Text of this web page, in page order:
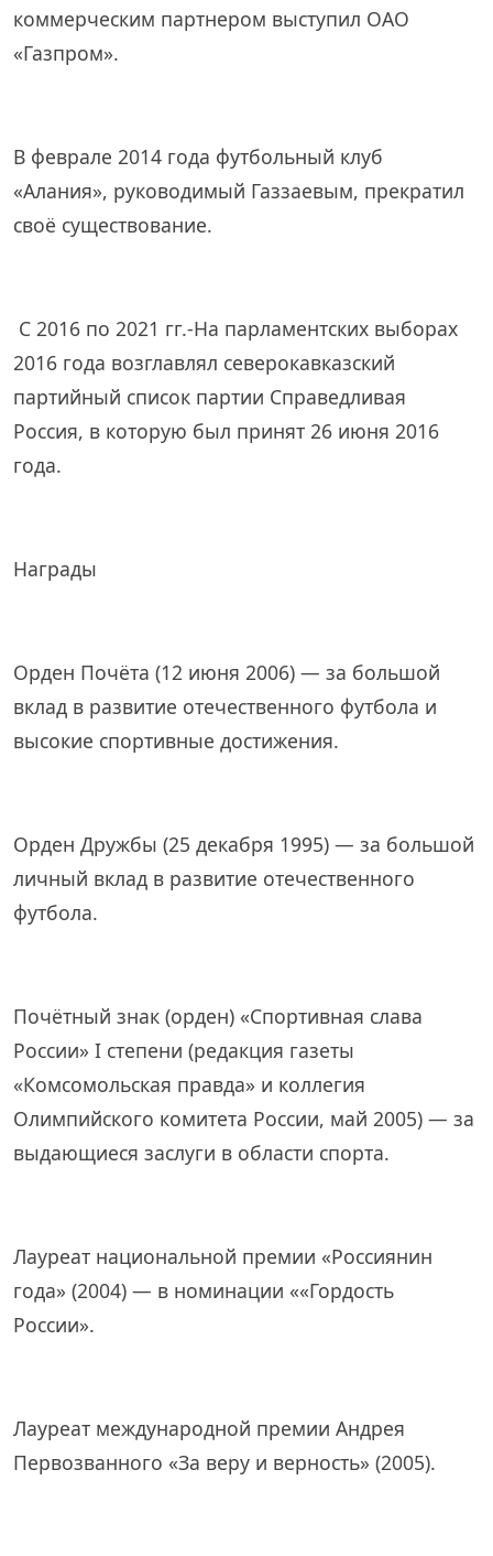
коммерческим партнером выступил ОАО
«Газпром».
В феврале 2014 года футбольный клуб
«Алания», руководимый Газзаевым, прекратил
своё существование.
С 2016 по 2021 гг.-На парламентских выборах
2016 года возглавлял северокавказский
партийный список партии Справедливая
Россия, в которую был принят 26 июня 2016
года.
Награды
Орден Почёта (12 июня 2006) — за большой
вклад в развитие отечественного футбола и
высокие спортивные достижения.
Орден Дружбы (25 декабря 1995) — за большой
личный вклад в развитие отечественного
футбола.
Почётный знак (орден) «Спортивная слава
России» I степени (редакция газеты
«Комсомольская правда» и коллегия
Олимпийского комитета России, май 2005) — за
выдающиеся заслуги в области спорта.
Лауреат национальной премии «Россиянин
года» (2004) — в номинации ««Гордость
России».
Лауреат международной премии Андрея
Первозванного «За веру и верность» (2005).